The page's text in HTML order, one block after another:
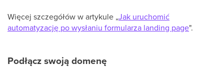
Więcej szczegółów w artykule „Jak uruchomić
automatyzację po wysłaniu formularza landing page".
Podłącz swoją domenę